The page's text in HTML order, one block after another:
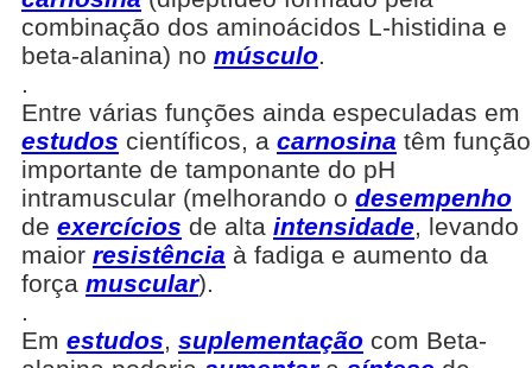
combinação dos aminoácidos L-histidina e
beta-alanina) no músculo.
.
Entre várias funções ainda especuladas em
estudos científicos, a carnosina têm função
importante de tamponante do pH
intramuscular (melhorando o desempenho
de exercícios de alta intensidade, levando
maior resistência à fadiga e aumento da
força muscular).
.
Em estudos, suplementação com Beta-